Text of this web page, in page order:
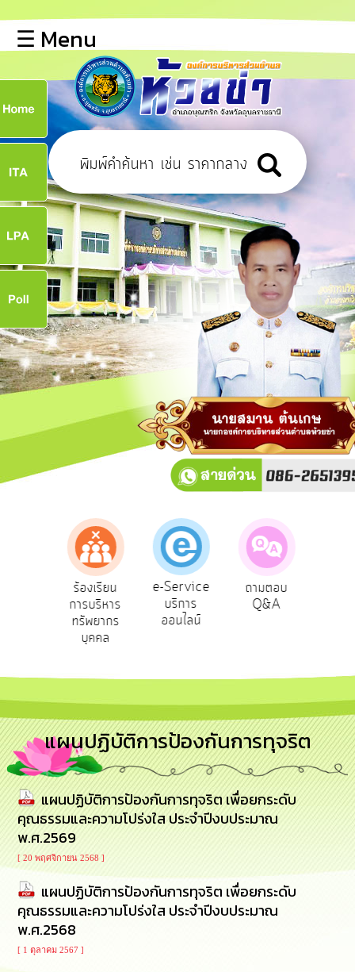
หลัก
ข้อมูล
พื้น
ฐาน
บุคลากร
ข่าว
ประชาสัมพันธ์
การ
เผย
ข้อมูล
สาธารณะ
OIT
การ
ปฏิสัมพันธ์
ฟัง
ความ
ยุทธศาสตร์/
ทรัพยากร
การ
บริหาร
งาน
การ
ส่ง
เสริม
ความ
โปร่งใส
การ
จัด
ซื้อ
จัด
จ้าง
☰ Menu
ร้องเรียน
การบริหาร
ทรัพยากร
บุคคล
e-Service
บริการ
ออนไลน์
ถามตอบ
Q&A
แผนปฏิบัติการป้องกันการทุจริต
แผนปฏิบัติการป้องกันการทุจริต เพื่อยกระดับ
คุณธรรมและความโปร่งใส ประจำปีงบประมาณ
พ.ศ.2569
[ 20 พฤศจิกายน 2568 ]
แผนปฏิบัติการป้องกันการทุจริต เพื่อยกระดับ
คุณธรรมและความโปร่งใส ประจำปีงบประมาณ
พ.ศ.2568
[ 1 ตุลาคม 2567 ]